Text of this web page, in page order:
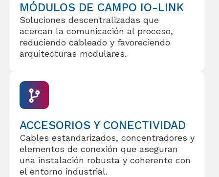
MÓDULOS DE CAMPO IO-LINK
Soluciones descentralizadas que
acercan la comunicación al proceso,
reduciendo cableado y favoreciendo
arquitecturas modulares.
ACCESORIOS Y CONECTIVIDAD
Cables estandarizados, concentradores y
elementos de conexión que aseguran
una instalación robusta y coherente con
el entorno industrial.